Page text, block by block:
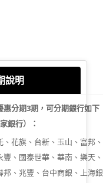
說明
惠分期3期，可分期銀行如下
家銀行）：
、花旗、台新、玉山、富邦、
豐、國泰世華、華南、樂天、
邦、兆豐、台中商銀、上海銀